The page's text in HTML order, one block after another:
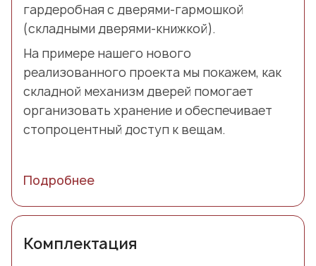
гардеробная с дверями-гармошкой
(складными дверями-книжкой).
На примере нашего нового
реализованного проекта мы покажем, как
складной механизм дверей помогает
организовать хранение и обеспечивает
стопроцентный доступ к вещам.
Подробнее
Комплектация